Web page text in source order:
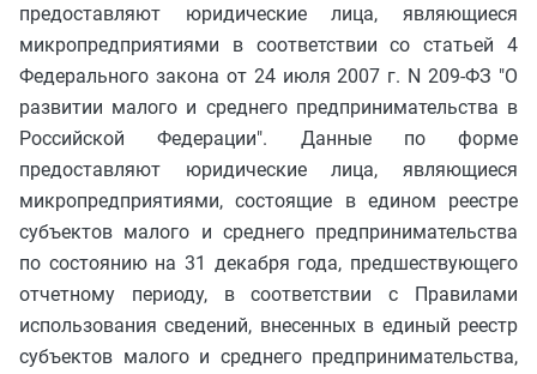
предоставляют юридические лица, являющиеся
микропредприятиями в соответствии со статьей 4
Федерального закона от 24 июля 2007 г. N 209-ФЗ "О
развитии малого и среднего предпринимательства в
Российской Федерации". Данные по форме
предоставляют юридические лица, являющиеся
микропредприятиями, состоящие в едином реестре
субъектов малого и среднего предпринимательства
по состоянию на 31 декабря года, предшествующего
отчетному периоду, в соответствии с Правилами
использования сведений, внесенных в единый реестр
субъектов малого и среднего предпринимательства,